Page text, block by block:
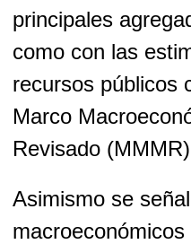
principales
como con las
recursos públicos
Marco
Revisado
Asimismo se